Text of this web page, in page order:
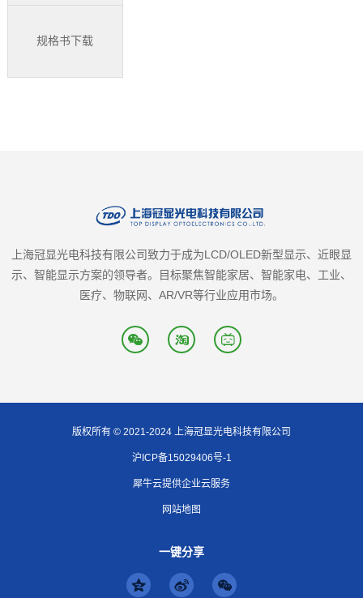
规格书下载
上海冠显光电科技有限公司致力于成为LCD/OLED新型显示、近眼显
示、智能显示方案的领导者。目标聚焦智能家居、智能家电、工业、
医疗、物联网、AR/VR等行业应用市场。
版权所有 © 2021-2024 上海冠显光电科技有限公司
沪ICP备15029406号-1
犀牛云提供企业云服务
网站地图
一键分享